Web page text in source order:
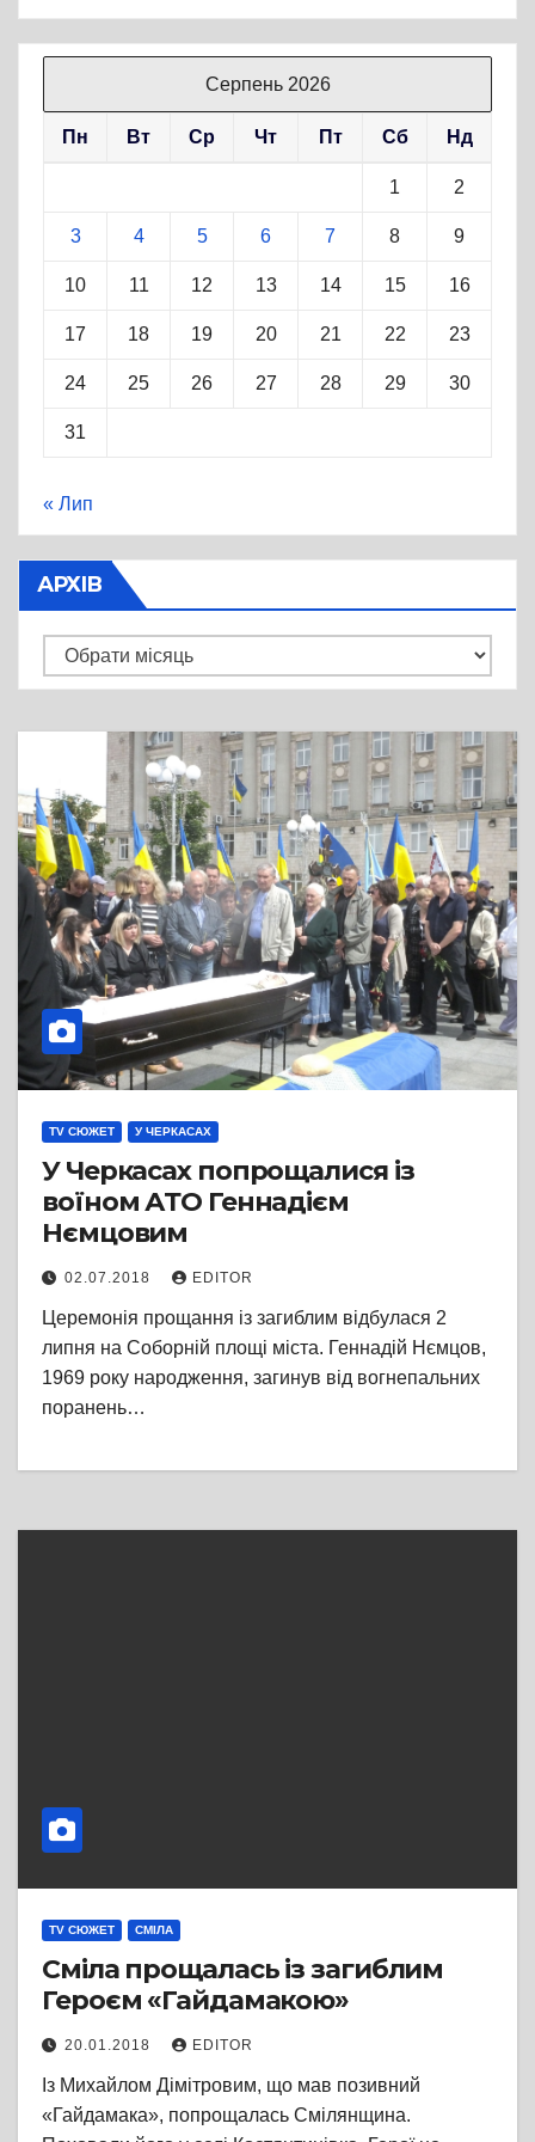
Серпень 2026
Пн Вт Ср Чт Пт Сб Нд
1 2
3 4 5 6 7 8 9
10 11 12 13 14 15 16
17 18 19 20 21 22 23
24 25 26 27 28 29 30
31
« Лип
АРХІВ
Архів
TV СЮЖЕТ У ЧЕРКАСАХ
У Черкасах попрощалися із
воїном АТО Геннадієм
Нємцовим
02.07.2018 EDITOR
Церемонія прощання із загиблим відбулася 2
липня на Соборній площі міста. Геннадій Нємцов,
1969 року народження, загинув від вогнепальних
поранень…
TV СЮЖЕТ СМІЛА
Сміла прощалась із загиблим
Героєм «Гайдамакою»
20.01.2018 EDITOR
Із Михайлом Дімітровим, що мав позивний
«Гайдамака», попрощалась Смілянщина.